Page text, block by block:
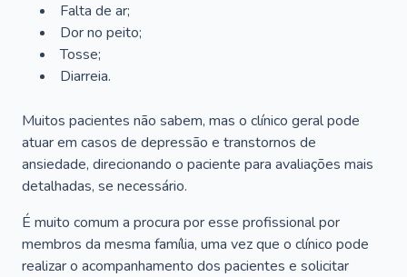
Falta de ar;
Dor no peito;
Tosse;
Diarreia.
Muitos pacientes não sabem, mas o clínico geral pode
atuar em casos de depressão e transtornos de
ansiedade, direcionando o paciente para avaliações mais
detalhadas, se necessário.
É muito comum a procura por esse profissional por
membros da mesma família, uma vez que o clínico pode
realizar o acompanhamento dos pacientes e solicitar